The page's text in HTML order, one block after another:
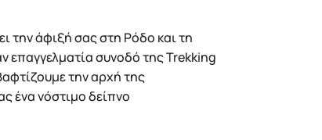
την άφιξή σας στη Ρόδο και τη
επαγγελματία συνοδό της Trekking
την αρχή της
ένα νόστιμο δείπνο